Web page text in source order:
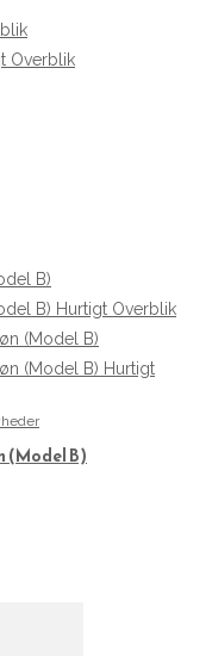
Overblik
Hurtigt Overblik
Hurtigt
(Model B)